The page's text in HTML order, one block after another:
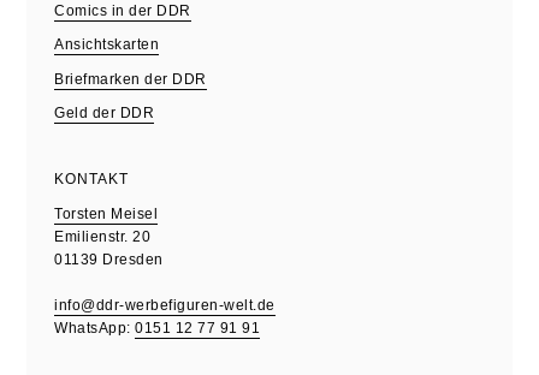
Comics in der DDR
Ansichtskarten
Briefmarken der DDR
Geld der DDR
KONTAKT
Torsten Meisel
Emilienstr. 20
01139 Dresden
info@ddr-werbefiguren-welt.de
WhatsApp:0151 12 77 91 91